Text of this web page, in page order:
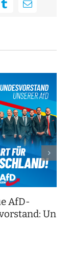
TumblrE-
AfD-